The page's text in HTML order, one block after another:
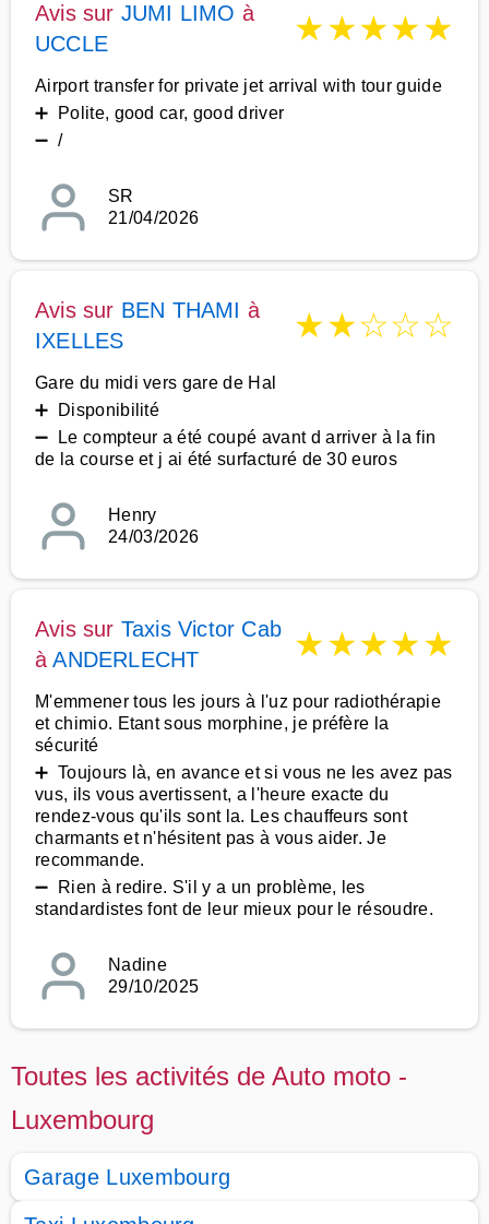
Avis sur JUMI LIMO à
UCCLE
★★★★★
Airport transfer for private jet arrival with tour guide
➕ Polite, good car, good driver
➖ /
SR
21/04/2026
Avis sur BEN THAMI à
IXELLES
★★☆☆☆
Gare du midi vers gare de Hal
➕ Disponibilité
➖ Le compteur a été coupé avant d arriver à la fin
de la course et j ai été surfacturé de 30 euros
Henry
24/03/2026
Avis sur Taxis Victor Cab
àANDERLECHT ★★★★★
M'emmener tous les jours à l'uz pour radiothérapie
et chimio. Etant sous morphine, je préfère la
sécurité
➕ Toujours là, en avance et si vous ne les avez pas
vus, ils vous avertissent, a l'heure exacte du
rendez-vous qu'ils sont la. Les chauffeurs sont
charmants et n'hésitent pas à vous aider. Je
recommande.
➖ Rien à redire. S'il y a un problème, les
standardistes font de leur mieux pour le résoudre.
Nadine
29/10/2025
Toutes les activités de Auto moto -
Luxembourg
Garage Luxembourg